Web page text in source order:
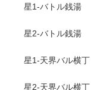
星1-バトル銭湯
星2-バトル銭湯
星1-天界バル横丁
星2-天界バル横丁